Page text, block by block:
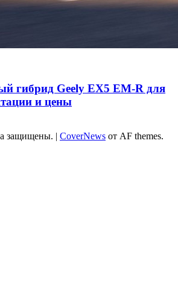
гибрид Geely EX5 EM-R для
и цены
защищены. | CoverNews от AF themes.